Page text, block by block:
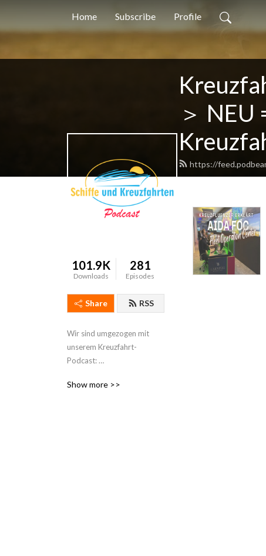
Home Subscribe Profile
＞
https://
101.9K
Downloads
281
Episodes
Share RSS
Wir sind umgezogen mit
unserem Kreuzfahrt-
Podcast:
podcast-die-helden-der-
Show more >>